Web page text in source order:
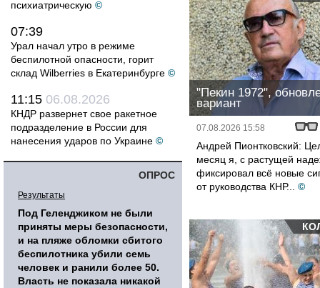
психиатрическую ©
07:39
Урал начал утро в режиме
беспилотной опасности, горит
склад Wilberries в Екатеринбурге ©
11:15 06.08.2026
КНДР развернет свое ракетное
подразделение в России для
нанесения ударов по Украине ©
ОПРОС
Результаты
Под Геленджиком не были
приняты меры безопасности,
и на пляже обломки сбитого
беспилотника убили семь
человек и ранили более 50.
Власть не показала никакой
"Пекин 1972",
вариант
07.08.2026 15:58
Андрей Пионтковский:
месяц я, с растущей
фиксировал всё новые
от руководства КНР...
©